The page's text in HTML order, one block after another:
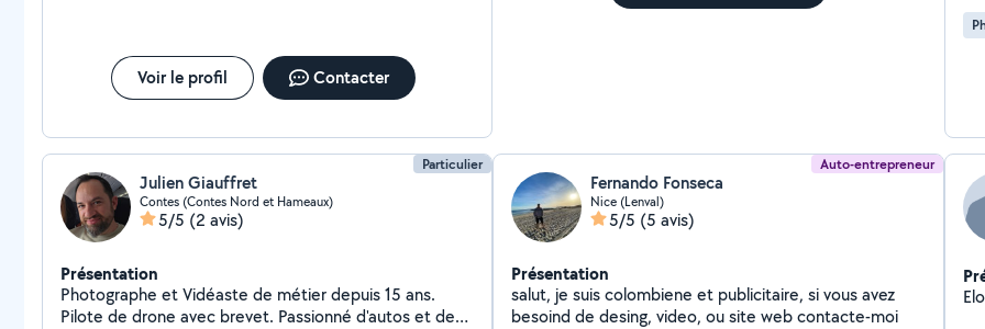
réalisés avec succès et une satisfaction client
reconnue. Mon engagement repose sur des valeurs
solides : rigueur, qualité de service, sens du détail.
Voir le profil Contacter
Particulier
Julien Giauffret
Contes (Contes Nord et Hameaux)
5/5 (2 avis)
Présentation
Photographe et Vidéaste de métier depuis 15 ans.
Pilote de drone avec brevet. Passionné d'autos et de
Auto-entrepreneur
Fernando Fonseca
Nice (Lenval)
5/5 (5 avis)
Présentation
salut, je suis colombiene et publicitaire, si vous avez
besoind de desing, video, ou site web contacte-moi